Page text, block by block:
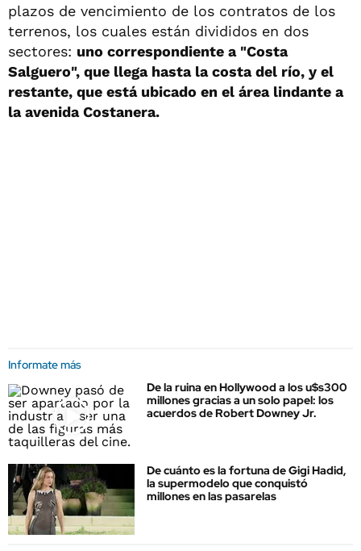
plazos de vencimiento de los contratos de los
terrenos, los cuales están divididos en dos
sectores: uno correspondiente a "Costa
Salguero", que llega hasta la costa del río, y el
restante, que está ubicado en el área lindante a
la avenida Costanera.
Informate más
De la ruina en Hollywood a los u$s300
millones gracias a un solo papel: los
acuerdos de Robert Downey Jr.
De cuánto es la fortuna de Gigi Hadid,
la supermodelo que conquistó
millones en las pasarelas